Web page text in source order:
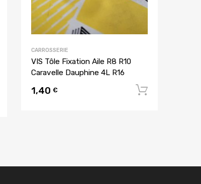
CARROSSERIE
VIS Tôle Fixation Aile R8 R10
Caravelle Dauphine 4L R16
1,40 €